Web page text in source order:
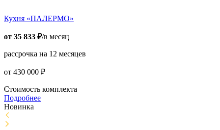
Кухня «ПАЛЕРМО»
от 35 833 ₽/в месяц
рассрочка на 12 месяцев
от 430 000 ₽
Стоимость комплекта
Подробнее
Новинка